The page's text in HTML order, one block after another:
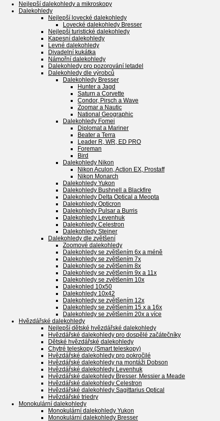
Nejlepší dalekohledy a mikroskopy
Dalekohledy
Nejlepší lovecké dalekohledy
Lovecké dalekohledy Bresser
Nejlepší turistické dalekohledy
Kapesní dalekohledy
Levné dalekohledy
Divadelní kukátka
Námořní dalekohledy
Dalekohledy pro pozorování letadel
Dalekohledy dle výrobců
Dalekohledy Bresser
Hunter a Jagd
Saturn a Corvette
Condor, Pirsch a Wave
Zoomar a Nautic
National Geographic
Dalekohledy Fomei
Diplomat a Mariner
Beater a Terra
Leader R, WR, ED PRO
Foreman
Bird
Dalekohledy Nikon
Nikon Aculon, Action EX, Prostaff
Nikon Monarch
Dalekohledy Yukon
Dalekohledy Bushnell a Blackfire
Dalekohledy Delta Optical a Meopta
Dalekohledy Opticron
Dalekohledy Pulsar a Burris
Dalekohledy Levenhuk
Dalekohledy Celestron
Dalekohledy Steiner
Dalekohledy dle zvětšení
Zoomové dalekohledy
Dalekohledy se zvětšením 6x a méně
Dalekohledy se zvětšením 7x
Dalekohledy se zvětšením 8x
Dalekohledy se zvětšením 9x a 11x
Dalekohledy se zvětšením 10x
Dalekohled 10x50
Dalekohledy 10x42
Dalekohledy se zvětšením 12x
Dalekohledy se zvětšením 15 x a 16x
Dalekohledy se zvětšením 20x a více
Hvězdářské dalekohledy
Nejlepší dětské hvězdářské dalekohledy
Hvězdářské dalekohledy pro dospělé začátečníky
Dětské hvězdářské dalekohledy
Chytré teleskopy (Smart teleskopy)
Hvězdářské dalekohledy pro pokročilé
Hvězdářské dalekohledy na montáži Dobson
Hvězdářské dalekohledy Levenhuk
Hvězdářské dalekohledy Bresser, Messier a Meade
Hvězdářské dalekohledy Celestron
Hvězdářské dalekohledy Sagittarius Optical
Hvězdářské triedry
Monokulární dalekohledy
Monokulární dalekohledy Yukon
Monokulární dalekohledy Bresser